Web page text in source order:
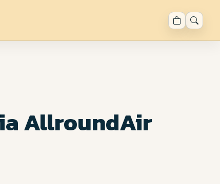
AllroundAir